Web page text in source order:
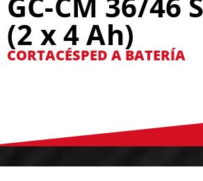
(2 x 4 Ah)
CORTACÉSPED A BATERÍA